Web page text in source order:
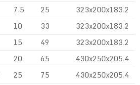
7.5 25
323x200x183.2
10 33
323x200x183.2
15 49
323x200x183.2
20 65
430x250x205.4
25 75
430x250x205.4